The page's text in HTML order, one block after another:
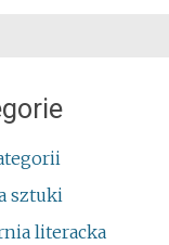
sztuki
literacka